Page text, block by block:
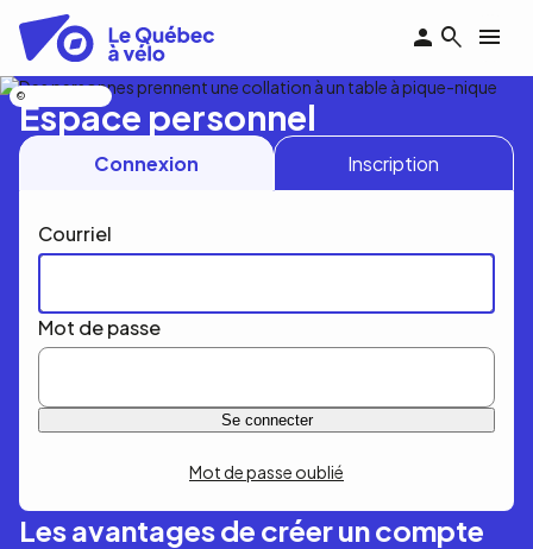
contenu
principal
Espace personnel
Connexion Inscription
Courriel
Mot de passe
Mot de passe oublié
Les avantages de créer un compte